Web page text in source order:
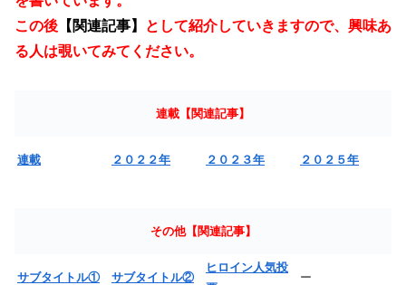
この後 【関連記事】
として紹介していきますので、興味あ
る人は覗いてみてください。
連載【関連記事】
連載 ２０２２年 ２０２３年 ２０２５年
その他【関連記事】
サブタイトル① サブタイトル②
ヒロイン人気投
ー